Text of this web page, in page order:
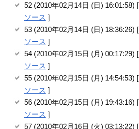
52 (2010年02月14日 (日) 16:01:58) [
ソース ]
53 (2010年02月14日 (日) 18:36:26) [
ソース ]
54 (2010年02月15日 (月) 00:17:29) [
ソース ]
55 (2010年02月15日 (月) 14:54:53) [
ソース ]
56 (2010年02月15日 (月) 19:43:16) [
ソース ]
57 (2010年02月16日 (火) 03:13:22) [